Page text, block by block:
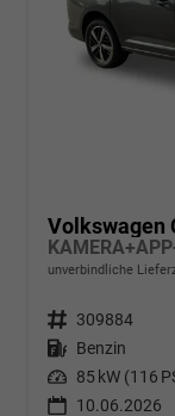
Volkswagen
unverbindliche
Fahrzeugnr. 309884
Kraftstoff Benzin
Leistung 85 kW (116
10.06.2026